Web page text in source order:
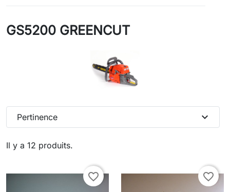
GS5200 GREENCUT
Il y a 12 produits.
Pertinence expand_more
favorite_border favorite_border